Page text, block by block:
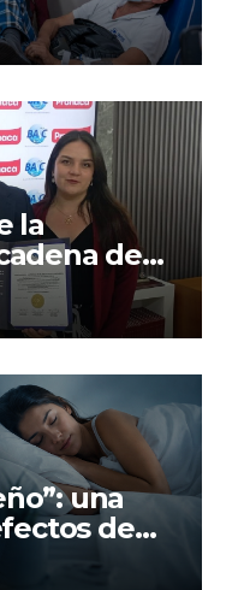
insulina
de
la
de
una
de
física y